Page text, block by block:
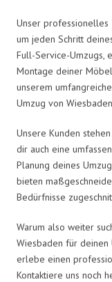
Unser professionelles
um jeden Schritt
Full-Service-Umzugs,
Montage deiner
unserem
Umzug von
Unsere Kunden
dir auch eine
Planung deines
bieten
Bedürfnisse
Warum also weiter
Wiesbaden für deinen
erlebe einen
Kontaktiere uns noch